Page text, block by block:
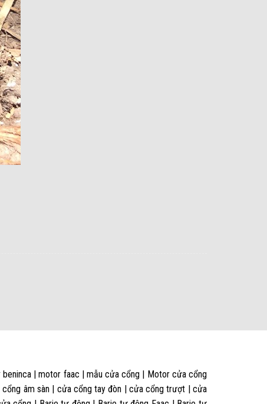
| motor faac | mẫu cửa cổng | Motor cửa cổng
âm sàn | cửa cổng tay đòn | cửa cổng trượt | cửa